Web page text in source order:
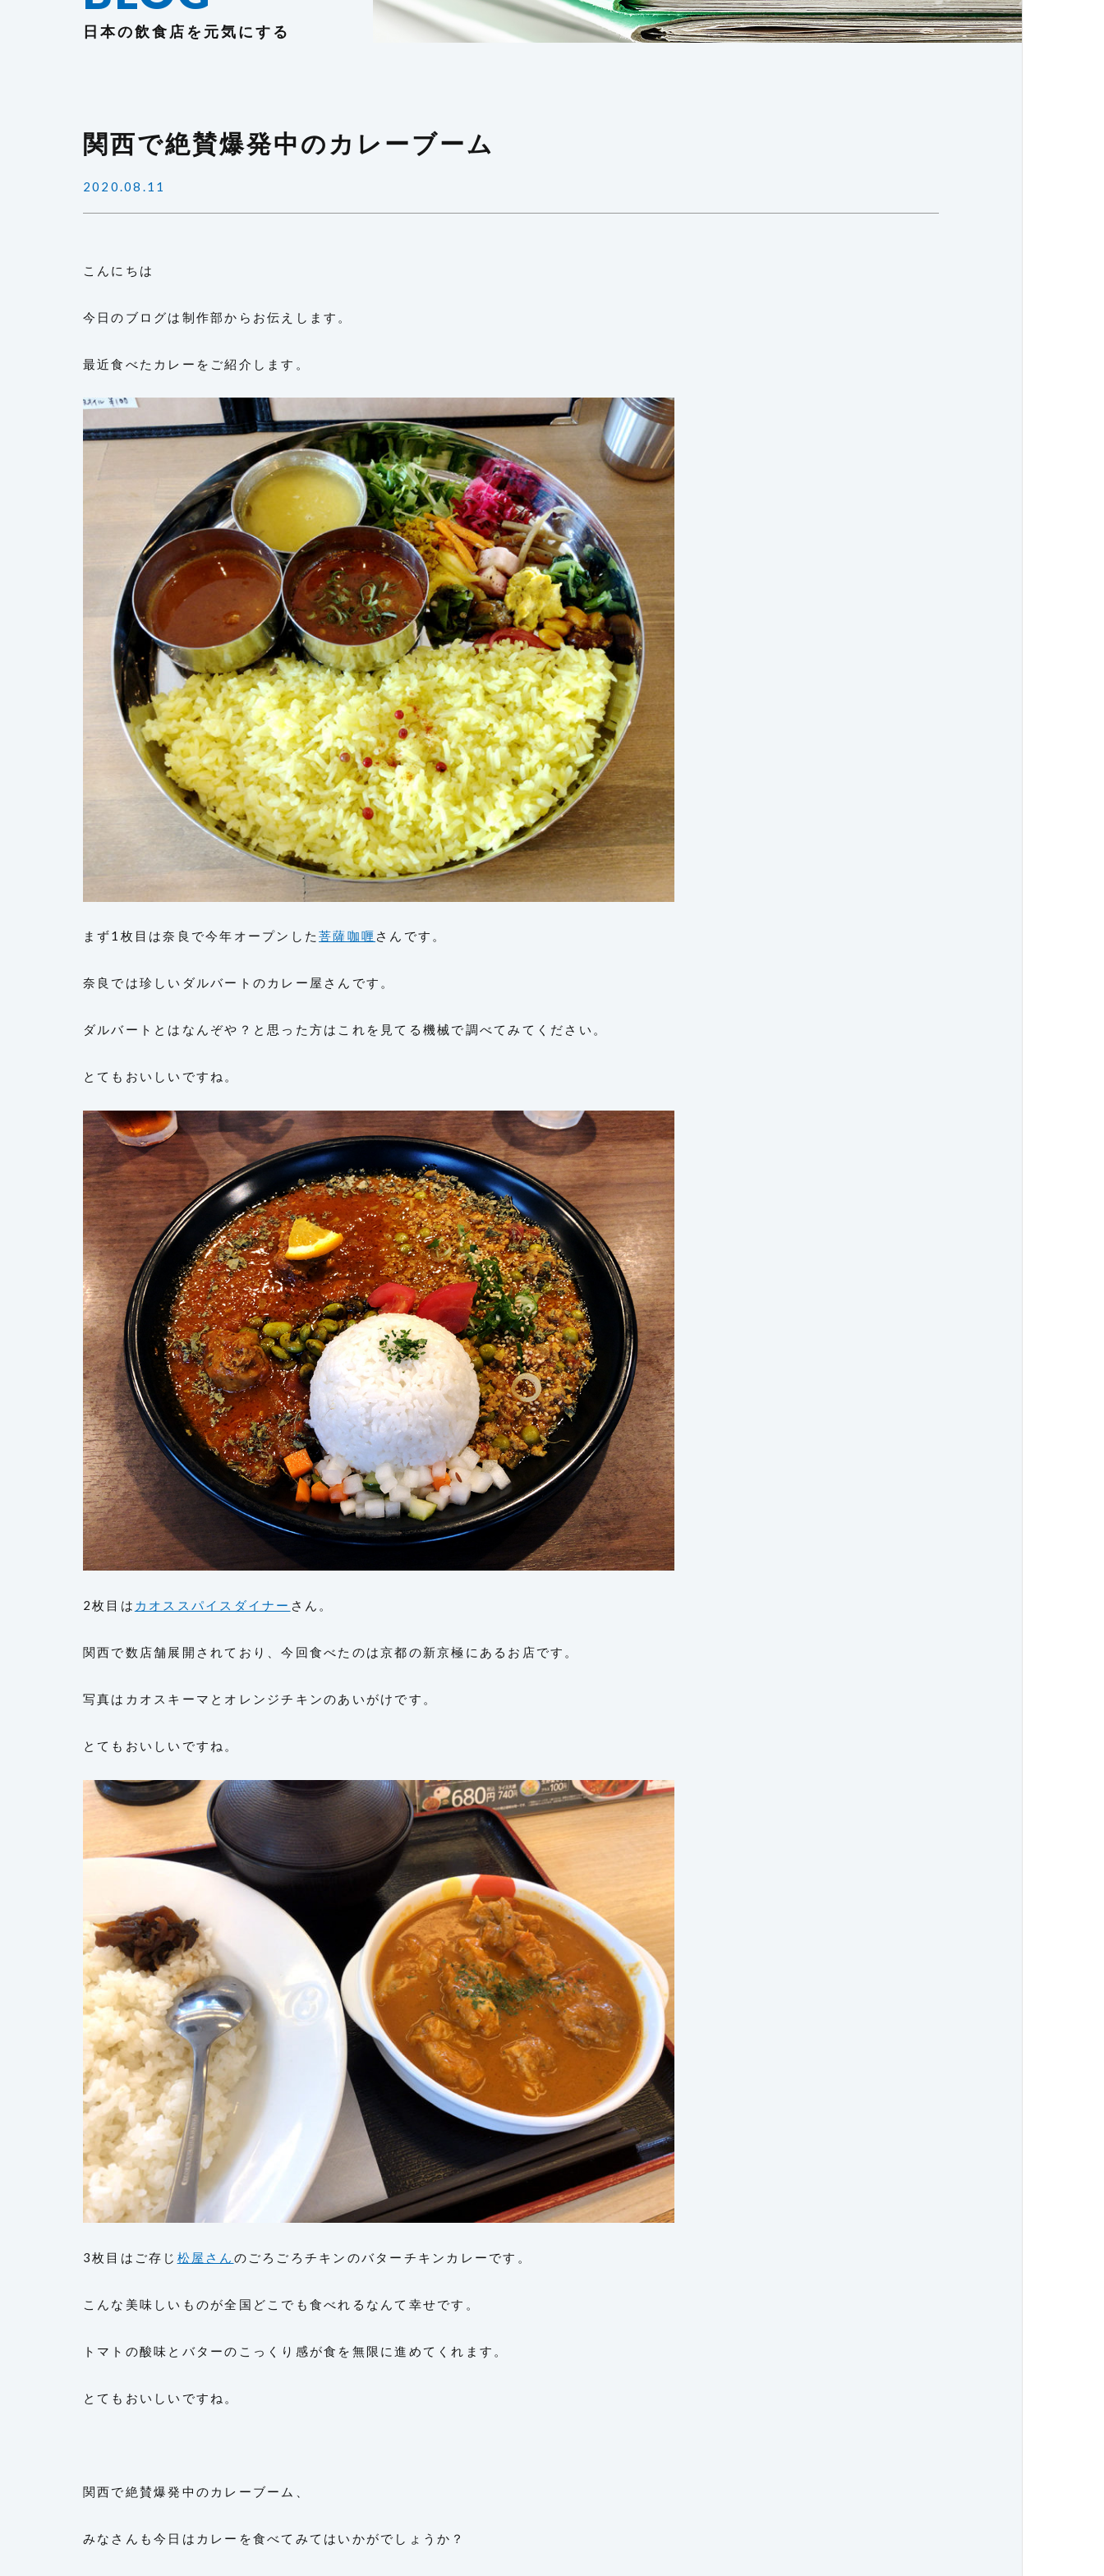
日本の飲食店を元気にする
関西で絶賛爆発中のカレーブーム
2020.08.11
こんにちは
今日のブログは制作部からお伝えします。
最近食べたカレーをご紹介します。
まず1枚目は奈良で今年オープンした菩薩咖喱 さんです。
奈良では珍しいダルバートのカレー屋さんです。
ダルバートとはなんぞや？と思った方はこれを見てる機械で調べてみてください。
とてもおいしいですね。
2枚目は カオススパイスダイナー さん。
関西で数店舗展開されており、今回食べたのは京都の新京極にあるお店です。
写真はカオスキーマとオレンジチキンのあいがけです。
とてもおいしいですね。
3枚目はご存じ 松屋さん のごろごろチキンのバターチキンカレーです。
こんな美味しいものが全国どこでも食べれるなんて幸せです。
トマトの酸味とバターのこっくり感が食を無限に進めてくれます。
とてもおいしいですね。
関西で絶賛爆発中のカレーブーム、
みなさんも今日はカレーを食べてみてはいかがでしょうか？